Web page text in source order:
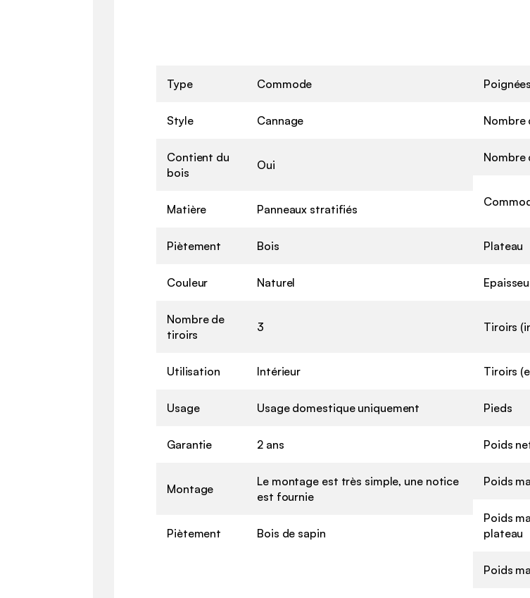
Type Commode
Style Cannage
Contient du
bois
Oui
Matière Panneaux stratifiés
Piètement Bois
Couleur Naturel
Nombre de
tiroirs
3
Utilisation Intérieur
Usage Usage domestique uniquement
Garantie 2 ans
Montage
Le montage est très simple, une notice
est fournie
Piètement Bois de sapin
Poignées
Nombre
Nombre
Plateau
Tiroirs
Tiroirs
Pieds
Poids
Poids
Poids
plateau
Poids